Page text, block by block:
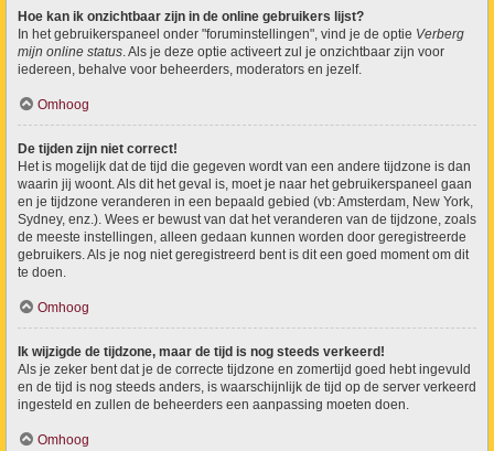
Hoe kan ik onzichtbaar zijn in de online gebruikers lijst?
In het gebruikerspaneel onder "foruminstellingen", vind je de optie Verberg
mijn online status. Als je deze optie activeert zul je onzichtbaar zijn voor
iedereen, behalve voor beheerders, moderators en jezelf.
Omhoog
De tijden zijn niet correct!
Het is mogelijk dat de tijd die gegeven wordt van een andere tijdzone is dan
waarin jij woont. Als dit het geval is, moet je naar het gebruikerspaneel gaan
en je tijdzone veranderen in een bepaald gebied (vb: Amsterdam, New York,
Sydney, enz.). Wees er bewust van dat het veranderen van de tijdzone, zoals
de meeste instellingen, alleen gedaan kunnen worden door geregistreerde
gebruikers. Als je nog niet geregistreerd bent is dit een goed moment om dit
te doen.
Omhoog
Ik wijzigde de tijdzone, maar de tijd is nog steeds verkeerd!
Als je zeker bent dat je de correcte tijdzone en zomertijd goed hebt ingevuld
en de tijd is nog steeds anders, is waarschijnlijk de tijd op de server verkeerd
ingesteld en zullen de beheerders een aanpassing moeten doen.
Omhoog